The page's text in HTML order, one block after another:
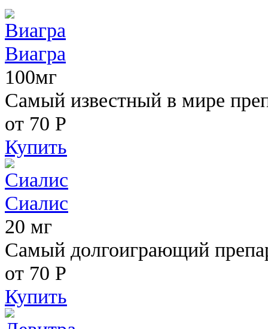
Виагра
100мг
Самый известный в мире
от 70 Р
Купить
Сиалис
20 мг
Самый долгоиграющий
от 70 Р
Купить